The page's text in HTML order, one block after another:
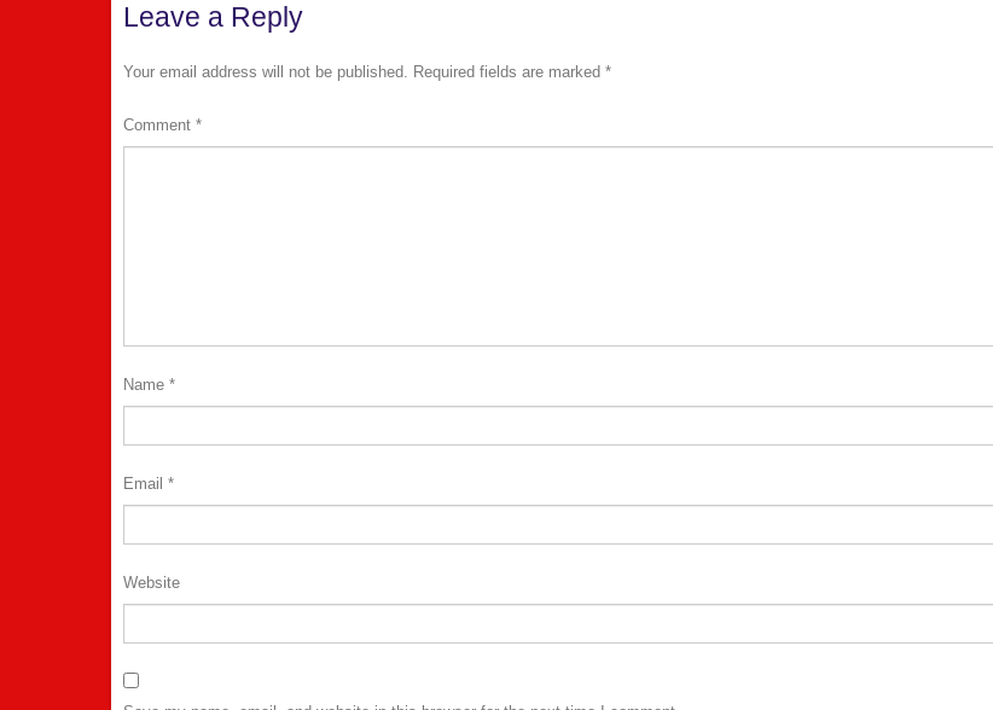
Leave a Reply
Your email address will not be published. Required fields are marked *
Comment *
Name *
Email *
Website